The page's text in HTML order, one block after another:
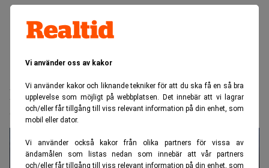
Vi använder oss av kakor
Vi använder kakor och liknande tekniker för att du ska få en så bra
upplevelse som möjligt på webbplatsen. Det innebär att vi lagrar
och/eller får tillgång till viss relevant information på din enhet, som
mobil eller dator.
Vi använder också kakor från olika partners för vissa av
ändamålen som listas nedan som innebär att vår partners
och/eller får tillgång till viss relevant information på din enhet, som
Italienska UniCredit slukar
Commerzbank